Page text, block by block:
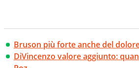
Bruson più forte anche del
DiVincenzo valore aggiunto: